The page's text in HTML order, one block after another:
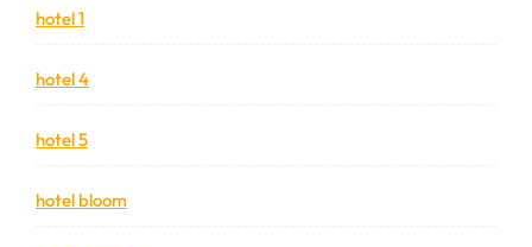
hotel 1
hotel 4
hotel 5
hotel bloom